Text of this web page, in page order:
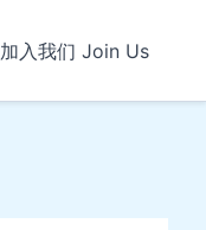
加入我们 Join Us